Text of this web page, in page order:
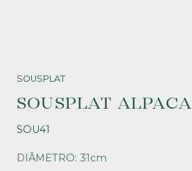
SOUSPLAT
SOUSPLAT ALPACA
SOU41
DIÂMETRO: 31cm